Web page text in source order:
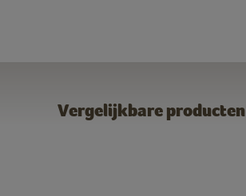
Vergelijkbare producten